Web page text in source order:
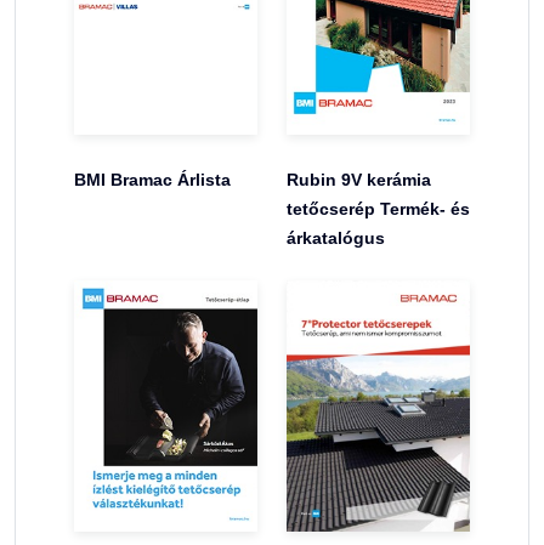
BMI Bramac Árlista
Rubin 9V kerámia
tetőcserép Termék- és
árkatalógus